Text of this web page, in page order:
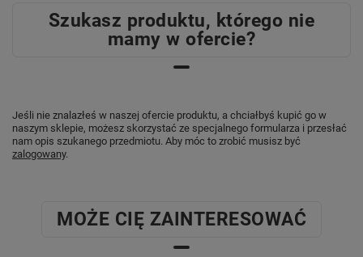
Szukasz produktu, którego nie
mamy w ofercie?
Jeśli nie znalazłeś w naszej ofercie produktu, a chciałbyś kupić go w
naszym sklepie, możesz skorzystać ze specjalnego formularza i przesłać
nam opis szukanego przedmiotu. Aby móc to zrobić musisz być
zalogowany.
MOŻE CIĘ ZAINTERESOWAĆ